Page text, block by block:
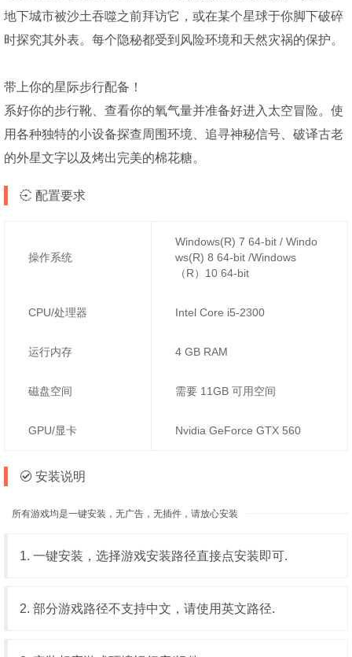
地下城市被沙土吞噬之前拜访它，或在某个星球于你脚下破碎
时探究其外表。每个隐秘都受到风险环境和天然灾祸的保护。
带上你的星际步行配备！
系好你的步行靴、查看你的氧气量并准备好进入太空冒险。使
用各种独特的小设备探查周围环境、追寻神秘信号、破译古老
的外星文字以及烤出完美的棉花糖。
配置要求
操作系统
Windows(R) 7 64-bit / Windo
ws(R) 8 64-bit /Windows
（R）10 64-bit
CPU/处理器 Intel Core i5-2300
运行内存 4 GB RAM
磁盘空间 需要 11GB 可用空间
GPU/显卡 Nvidia GeForce GTX 560
安装说明
所有游戏均是一键安装，无广告，无插件，请放心安装
1. 一键安装，选择游戏安装路径直接点安装即可.
2. 部分游戏路径不支持中文，请使用英文路径.